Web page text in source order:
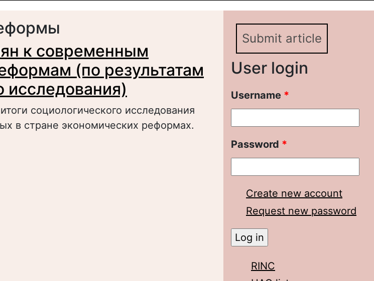
к современным
(по результатам
исследования)
социологического исследования
в стране экономических реформах.
Submit article
User login
Username *
Password *
Create new account
Request new password
RINC